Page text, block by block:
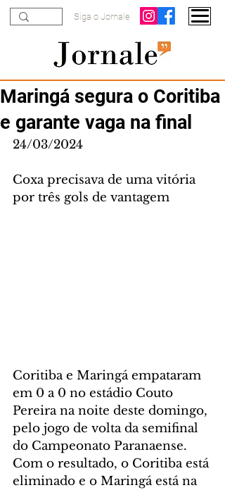
Siga o Jornale
Maringá segura o Coritiba
e garante vaga na final
24/03/2024
Coxa precisava de uma vitória
por três gols de vantagem
Coritiba e Maringá empataram
em 0 a 0 no estádio Couto
Pereira na noite deste domingo,
pelo jogo de volta da semifinal
do Campeonato Paranaense.
Com o resultado, o Coritiba está
eliminado e o Maringá está na